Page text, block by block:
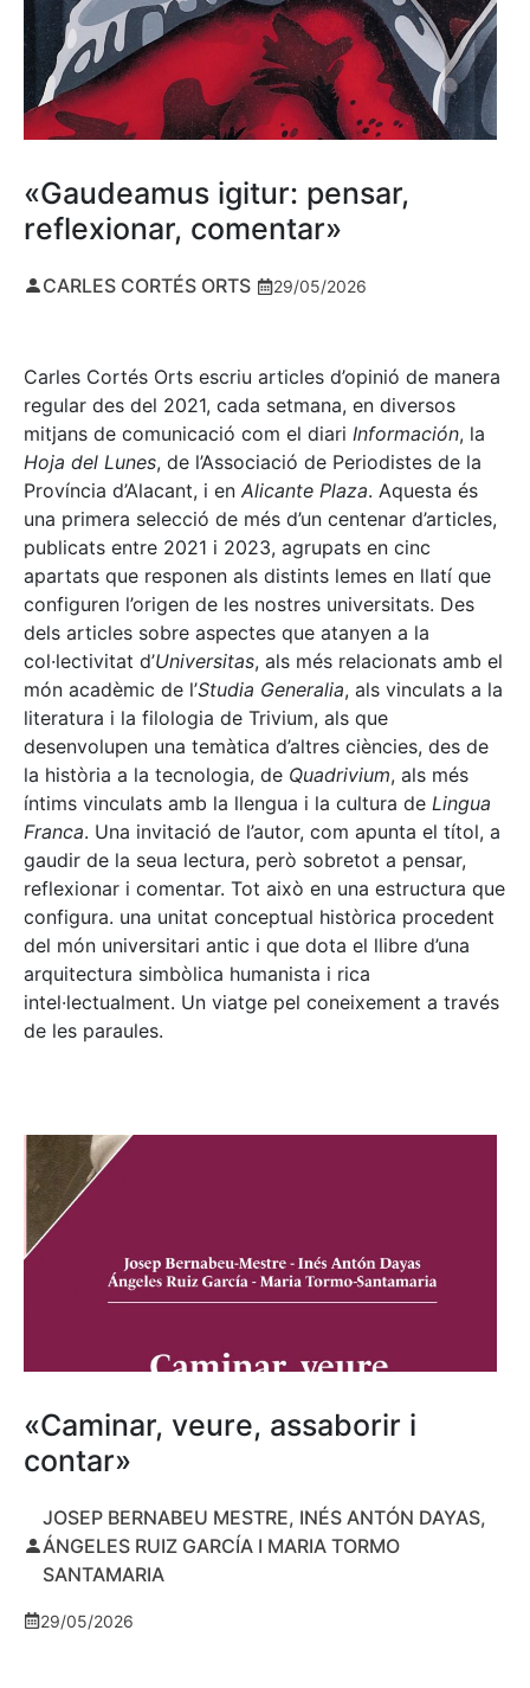
«Gaudeamus igitur: pensar,
reflexionar, comentar»
CARLES CORTÉS ORTS 29/05/2026
Carles Cortés Orts escriu articles d’opinió de manera
regular des del 2021, cada setmana, en diversos
mitjans de comunicació com el diari Información, la
Hoja del Lunes, de l’Associació de Periodistes de la
Província d’Alacant, i en Alicante Plaza. Aquesta és
una primera selecció de més d’un centenar d’articles,
publicats entre 2021 i 2023, agrupats en cinc
apartats que responen als distints lemes en llatí que
configuren l’origen de les nostres universitats. Des
dels articles sobre aspectes que atanyen a la
col·lectivitat d’Universitas, als més relacionats amb el
món acadèmic de l’Studia Generalia, als vinculats a la
literatura i la filologia de Trivium, als que
desenvolupen una temàtica d’altres ciències, des de
la història a la tecnologia, de Quadrivium, als més
íntims vinculats amb la llengua i la cultura de Lingua
Franca. Una invitació de l’autor, com apunta el títol, a
gaudir de la seua lectura, però sobretot a pensar,
reflexionar i comentar. Tot això en una estructura que
configura. una unitat conceptual històrica procedent
del món universitari antic i que dota el llibre d’una
arquitectura simbòlica humanista i rica
intel·lectualment. Un viatge pel coneixement a través
de les paraules.
«Caminar, veure, assaborir i
contar»
JOSEP BERNABEU MESTRE, INÉS ANTÓN DAYAS,
ÁNGELES RUIZ GARCÍA I MARIA TORMO
SANTAMARIA
29/05/2026